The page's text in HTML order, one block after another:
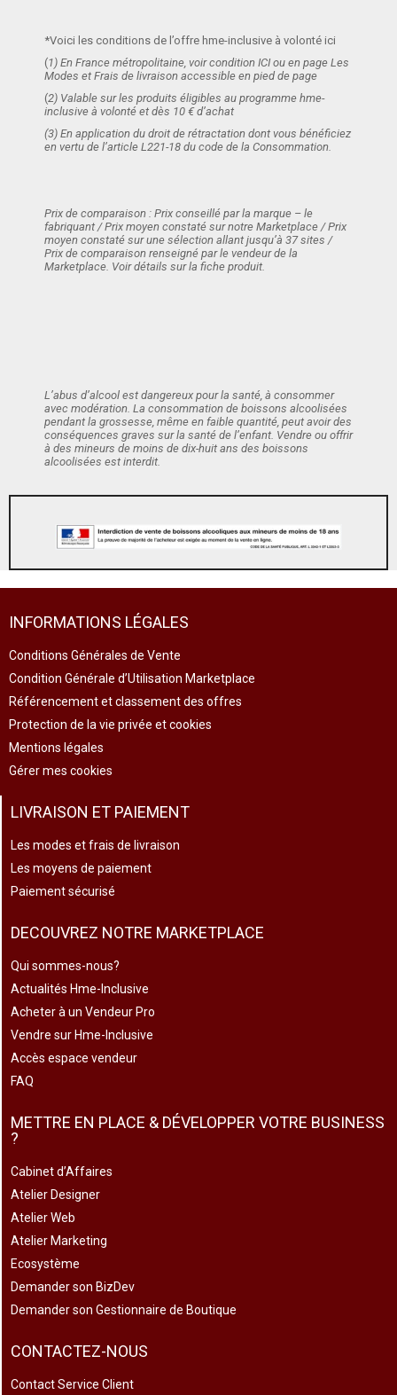
*Voici les conditions de l’offre hme-inclusive à volonté ici
(1) En France métropolitaine, voir condition ICI ou en page Les
Modes et Frais de livraison accessible en pied de page
(2) Valable sur les produits éligibles au programme hme-
inclusive à volonté et dès 10 € d’achat
(3) En application du droit de rétractation dont vous bénéficiez
en vertu de l’article L221-18 du code de la Consommation.
Prix de comparaison : Prix conseillé par la marque – le
fabriquant / Prix moyen constaté sur notre Marketplace / Prix
moyen constaté sur une sélection allant jusqu’à 37 sites /
Prix de comparaison renseigné par le vendeur de la
Marketplace. Voir détails sur la fiche produit.
L’abus d’alcool est dangereux pour la santé, à consommer
avec modération. La consommation de boissons alcoolisées
pendant la grossesse, même en faible quantité, peut avoir des
conséquences graves sur la santé de l’enfant. Vendre ou offrir
à des mineurs de moins de dix-huit ans des boissons
alcoolisées est interdit.
INFORMATIONS LÉGALES
Conditions Générales de Vente
Condition Générale d’Utilisation Marketplace
Référencement et classement des offres
Protection de la vie privée et cookies
Mentions légales
Gérer mes cookies
LIVRAISON ET PAIEMENT
Les modes et frais de livraison
Les moyens de paiement
Paiement sécurisé
DECOUVREZ NOTRE MARKETPLACE
Qui sommes-nous?
Actualités Hme-Inclusive
Acheter à un Vendeur Pro
Vendre sur Hme-Inclusive
Accès espace vendeur
FAQ
METTRE EN PLACE & DÉVELOPPER VOTRE BUSINESS
?
Cabinet d’Affaires
Atelier Designer
Atelier Web
Atelier Marketing
Ecosystème
Demander son BizDev
Demander son Gestionnaire de Boutique
CONTACTEZ-NOUS
Contact Service Client